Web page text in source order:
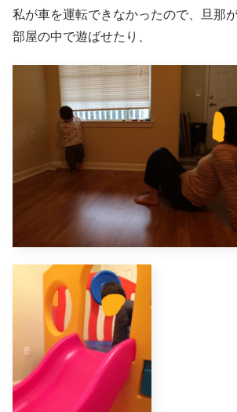
私が車を運転できなかったので、旦那
部屋の中で遊ばせたり、